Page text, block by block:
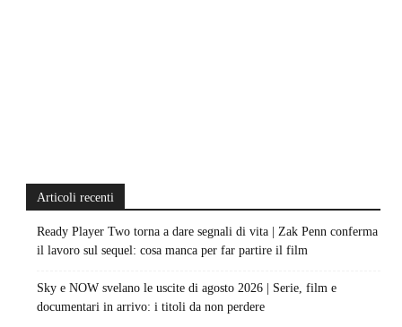
Articoli recenti
Ready Player Two torna a dare segnali di vita | Zak Penn conferma
il lavoro sul sequel: cosa manca per far partire il film
Sky e NOW svelano le uscite di agosto 2026 | Serie, film e
documentari in arrivo: i titoli da non perdere